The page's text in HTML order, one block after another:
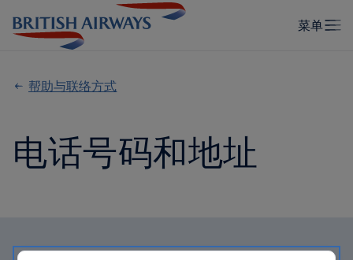
帮助与联络方式
电话号码和地址